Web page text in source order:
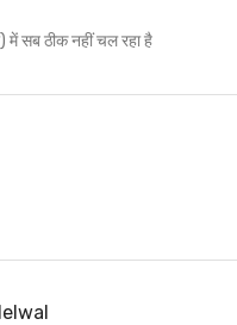
में सब ठीक नहीं चल रहा है